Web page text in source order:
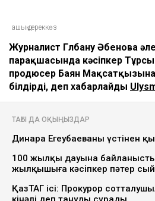
ашық дереккөз
Журналист Гүлбану Әбенова
парақшасында кәсіпкер
продюсер Баян Мақсатқызына
білдірді, деп хабарлайды
ТАҒЫ ДА ОҚЫҢЫЗДАР
Динара Егеубаеваның үстінен
100 жылқы дауына байланысты
жылқышыға кәсіпкер пәтер
ҚазТАГ ісі: Прокурор